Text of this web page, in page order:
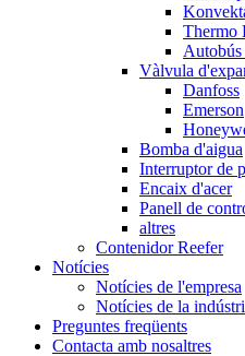
Thermo
Autobús
Vàlvula
Danfoss
Emerson
Bomba d'aigua
Interruptor de
Encaix d'acer
Panell de
altres
Contenidor Reefer
Notícies
Notícies de l'empresa
Notícies de la
Preguntes freqüents
Contacta amb nosaltres